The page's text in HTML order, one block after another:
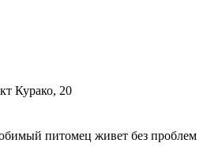
Курако, 20
питомец живет без проблем